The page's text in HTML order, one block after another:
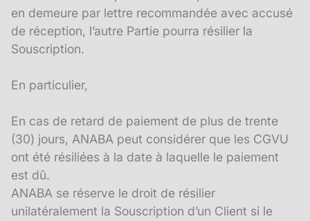
en demeure par lettre recommandée avec accusé
de réception, l’autre Partie pourra résilier la
Souscription.
En particulier,
En cas de retard de paiement de plus de trente
(30) jours, ANABA peut considérer que les CGVU
ont été résiliées à la date à laquelle le paiement
est dû.
ANABA se réserve le droit de résilier
unilatéralement la Souscription d’un Client si le